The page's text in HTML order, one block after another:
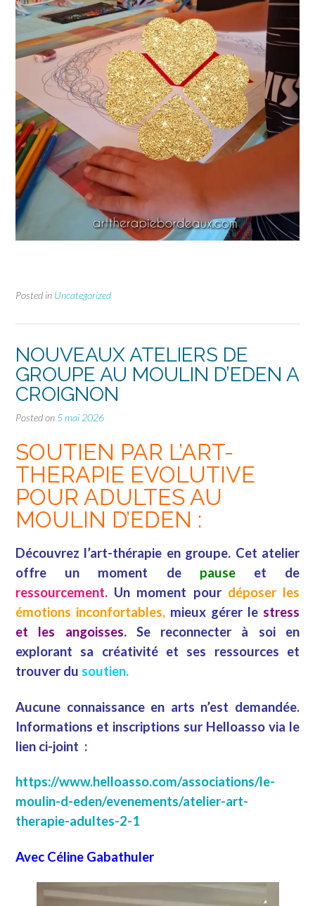
Posted in Uncategorized
NOUVEAUX ATELIERS DE
GROUPE AU MOULIN D’EDEN A
CROIGNON
Posted on 5 mai 2026
SOUTIEN PAR L’ART-
THERAPIE EVOLUTIVE
POUR ADULTES AU
MOULIN D’EDEN :
Découvrez l’art-thérapie en groupe. Cet atelier
offre un moment depauseet de
ressourcement. Un moment pour déposer les
émotions inconfortables, mieux gérer le stress
et les angoisses.Se reconnecter à soi en
explorant sa créativité et ses ressources et
trouver du soutien.
Aucune connaissance en arts n’est demandée.
Informations et inscriptions sur Helloasso via le
lien ci-joint :
https://www.helloasso.com/associations/le-
moulin-d-eden/evenements/atelier-art-
therapie-adultes-2-1
Avec Céline Gabathuler